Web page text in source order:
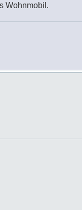
Wohnmobil.